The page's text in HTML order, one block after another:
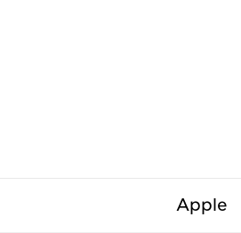
Apple